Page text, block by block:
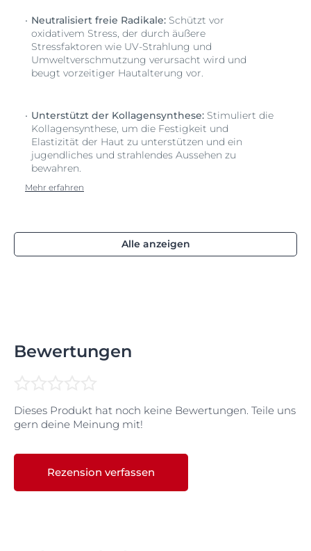
Neutralisiert freie Radikale: Schützt vor
oxidativem Stress, der durch äußere
Stressfaktoren wie UV-Strahlung und
Umweltverschmutzung verursacht wird und
beugt vorzeitiger Hautalterung vor.
Unterstützt der Kollagensynthese: Stimuliert die
Kollagensynthese, um die Festigkeit und
Elastizität der Haut zu unterstützen und ein
jugendliches und strahlendes Aussehen zu
bewahren.
Mehr erfahren
Alle anzeigen
Bewertungen
Dieses Produkt hat noch keine Bewertungen. Teile uns
gern deine Meinung mit!
Rezension verfassen